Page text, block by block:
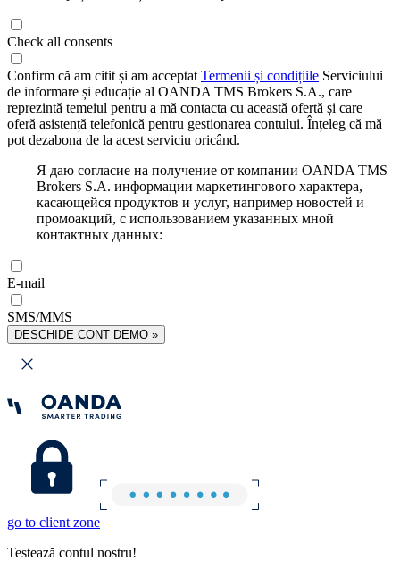
Check all consents
Confirm că am citit și am acceptat Termenii și condițiile Serviciului
de informare și educație al OANDA TMS Brokers S.A., care
reprezintă temeiul pentru a mă contacta cu această ofertă și care
oferă asistență telefonică pentru gestionarea contului. Înțeleg că mă
pot dezabona de la acest serviciu oricând.
Я даю согласие на получение от компании OANDA TMS
Brokers S.A. информации маркетингового характера,
касающейся продуктов и услуг, например новостей и
промоакций, с использованием указанных мной
контактных данных:
E-mail
SMS/MMS
DESCHIDE CONT DEMO »
go to client zone
Testează contul nostru!